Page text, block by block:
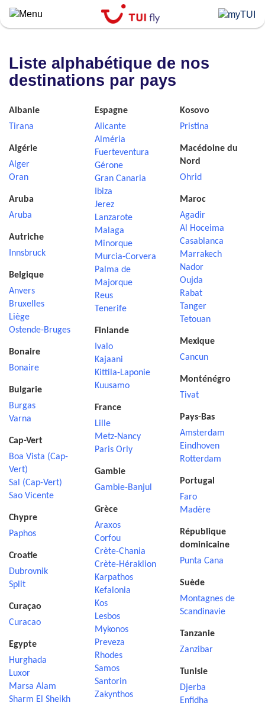
Skip
to
Liste alphabétique de nos
destinations par pays
Albanie
Tirana
Algérie
Alger
Oran
Aruba
Aruba
Autriche
Innsbruck
Belgique
Anvers
Bruxelles
Liège
Ostende-Bruges
Bonaire
Bonaire
Bulgarie
Burgas
Varna
Cap-Vert
Boa Vista (Cap-
Vert)
Sal (Cap-Vert)
Sao Vicente
Chypre
Paphos
Croatie
Dubrovnik
Split
Curaçao
Curacao
Egypte
Hurghada
Luxor
Marsa Alam
Sharm El Sheikh
Espagne
Alicante
Alméria
Fuerteventura
Gérone
Gran Canaria
Ibiza
Jerez
Lanzarote
Malaga
Minorque
Murcia-Corvera
Palma de
Majorque
Reus
Tenerife
Finlande
Ivalo
Kajaani
Kittila-Laponie
Kuusamo
France
Lille
Metz-Nancy
Paris Orly
Gambie
Gambie-Banjul
Grèce
Araxos
Corfou
Crète-Chania
Crète-Héraklion
Karpathos
Kefalonia
Kos
Lesbos
Mykonos
Preveza
Rhodes
Samos
Santorin
Zakynthos
Kosovo
Pristina
Macédoine du
Nord
Ohrid
Maroc
Agadir
Al Hoceima
Casablanca
Marrakech
Nador
Oujda
Rabat
Tanger
Tetouan
Mexique
Cancun
Monténégro
Tivat
Pays-Bas
Amsterdam
Eindhoven
Rotterdam
Portugal
Faro
Madère
République
dominicaine
Punta Cana
Suède
Montagnes de
Scandinavie
Tanzanie
Zanzibar
Tunisie
Djerba
Enfidha